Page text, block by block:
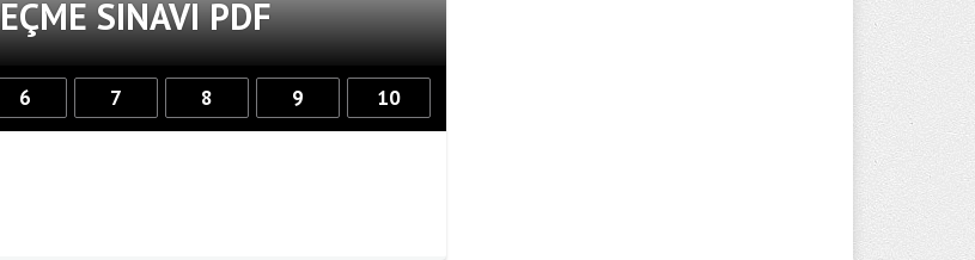
SINAVI PDF TED ANKARA KOLEJI 3.SINIF
6 7 8 9 10